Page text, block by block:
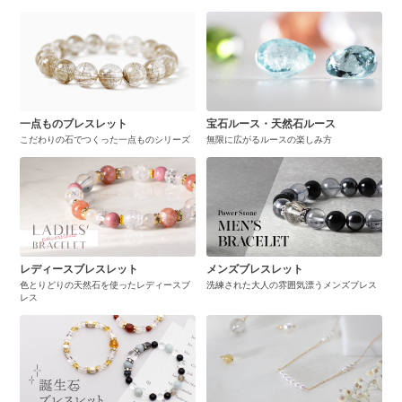
一点ものブレスレット
こだわりの石でつくった一点ものシリーズ
宝石ルース・天然石ルース
無限に広がるルースの楽しみ方
レディースブレスレット
色とりどりの天然石を使ったレディースブ
レス
メンズブレスレット
洗練された大人の雰囲気漂うメンズブレス